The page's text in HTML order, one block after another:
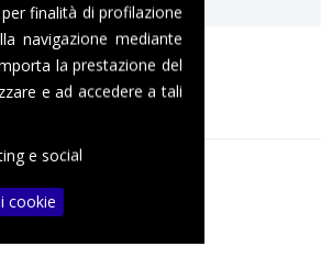
finalità di profilazione
navigazione mediante
la prestazione del
e ad accedere a tali
e social
cookie